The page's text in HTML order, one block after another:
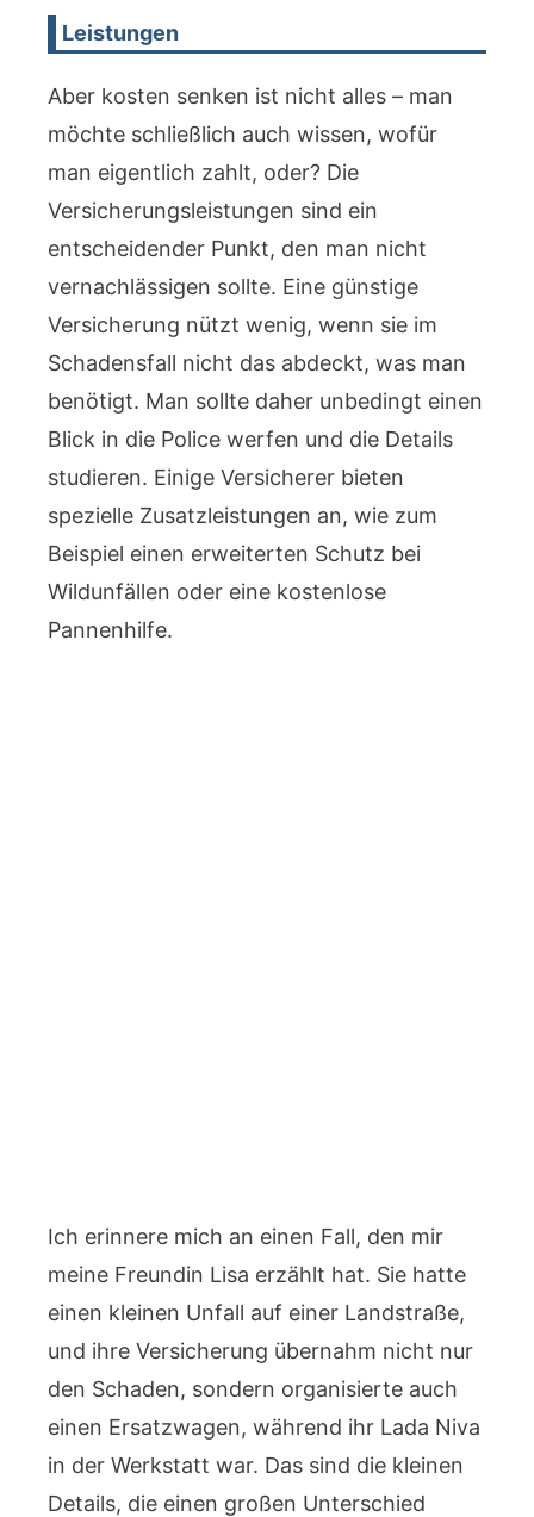
Leistungen
Aber kosten senken ist nicht alles – man
möchte schließlich auch wissen, wofür
man eigentlich zahlt, oder? Die
Versicherungsleistungen sind ein
entscheidender Punkt, den man nicht
vernachlässigen sollte. Eine günstige
Versicherung nützt wenig, wenn sie im
Schadensfall nicht das abdeckt, was man
benötigt. Man sollte daher unbedingt einen
Blick in die Police werfen und die Details
studieren. Einige Versicherer bieten
spezielle Zusatzleistungen an, wie zum
Beispiel einen erweiterten Schutz bei
Wildunfällen oder eine kostenlose
Pannenhilfe.
Ich erinnere mich an einen Fall, den mir
meine Freundin Lisa erzählt hat. Sie hatte
einen kleinen Unfall auf einer Landstraße,
und ihre Versicherung übernahm nicht nur
den Schaden, sondern organisierte auch
einen Ersatzwagen, während ihr Lada Niva
in der Werkstatt war. Das sind die kleinen
Details, die einen großen Unterschied